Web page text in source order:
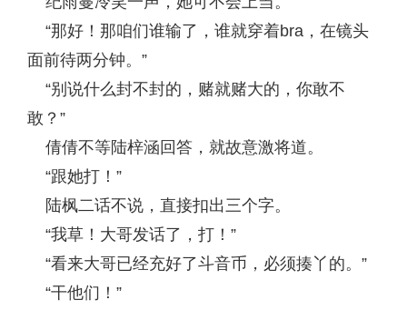
“那好！那咱们谁输了，谁就穿着bra，在镜头
面前待两分钟。”
“别说什么封不封的，赌就赌大的，你敢不
敢？”
倩倩不等陆梓涵回答，就故意激将道。
“跟她打！”
陆枫二话不说，直接扣出三个字。
“我草！大哥发话了，打！”
“看来大哥已经充好了斗音币，必须揍丫的。”
“干他们！”